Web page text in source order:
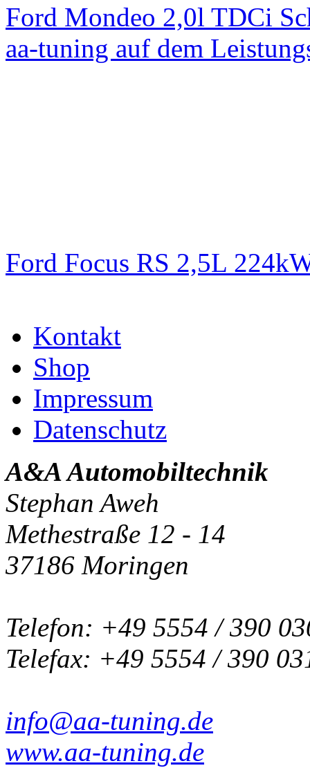
Ford Mondeo 2,0l TDCi
aa-tuning auf dem
Ford Focus RS 2,5L
Kontakt
Shop
Impressum
Datenschutz
A&A Automobiltechnik
Stephan Aweh
Methestraße 12 - 14
37186 Moringen
Telefon: +49 5554 / 390
Telefax: +49 5554 / 390
info@aa-tuning.de
www.aa-tuning.de